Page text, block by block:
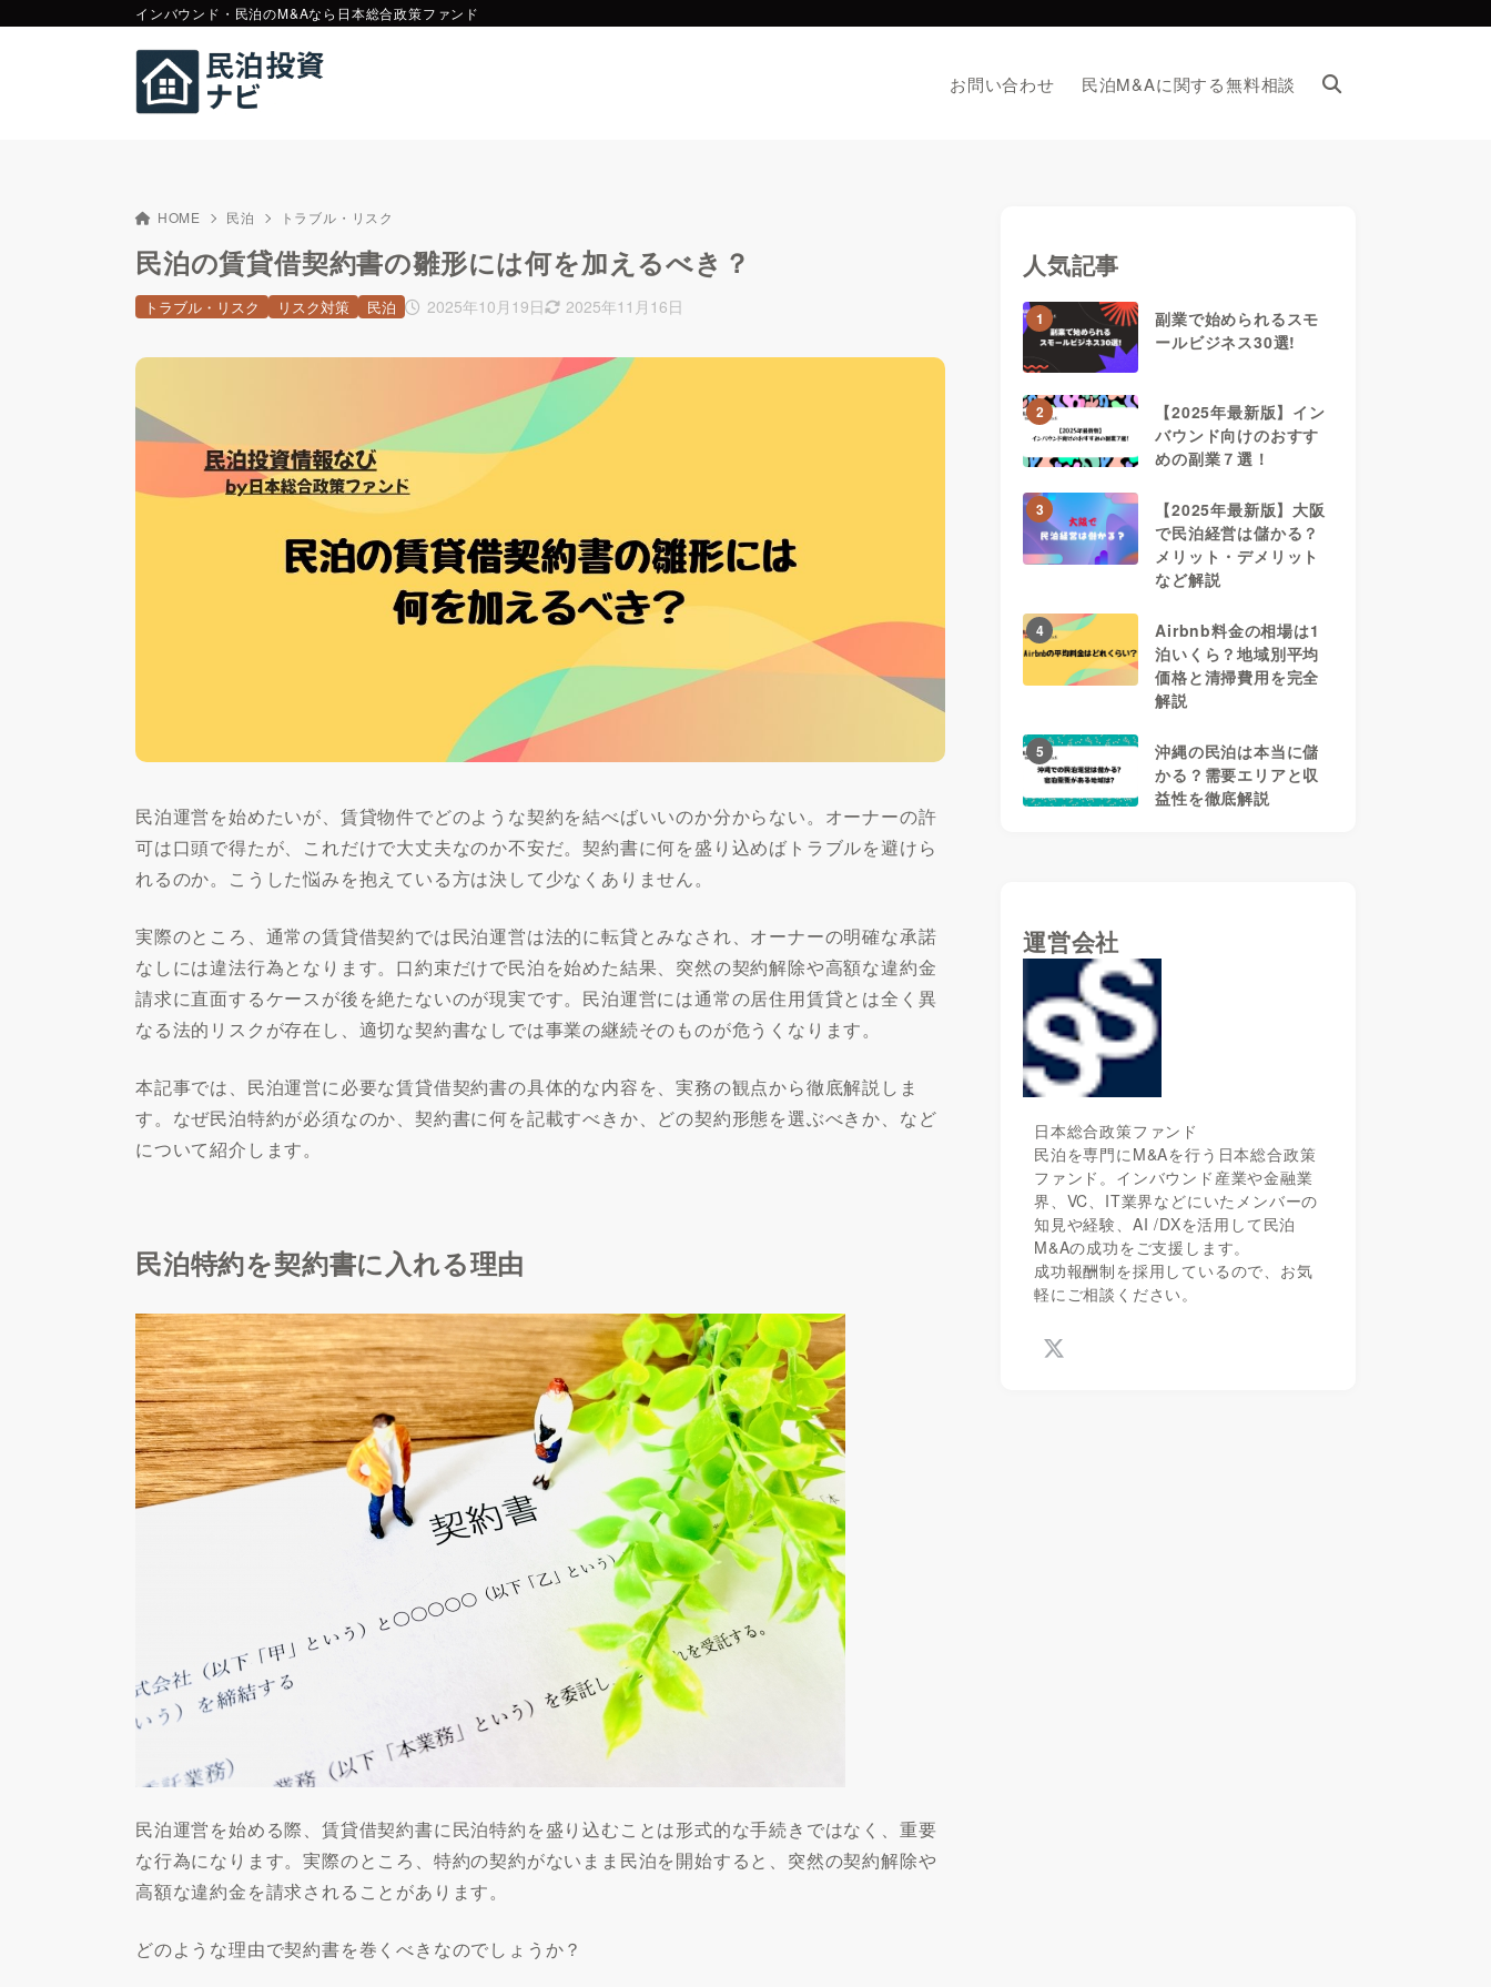
インバウンド・民泊のM&Aなら日本総合政策ファンド
お問い合わせ 民泊M&Aに関する無料相談
HOME 民泊 トラブル・リスク
民泊の賃貸借契約書の雛形には何を加えるべき？
2025年10月19日 2025年11月16日
トラブル・リスク リスク対策 民泊
民泊運営を始めたいが、賃貸物件でどのような契約を結べばいいのか分からない。オーナーの許
可は口頭で得たが、これだけで大丈夫なのか不安だ。契約書に何を盛り込めばトラブルを避けら
れるのか。こうした悩みを抱えている方は決して少なくありません。
実際のところ、通常の賃貸借契約では民泊運営は法的に転貸とみなされ、オーナーの明確な承諾
なしには違法行為となります。口約束だけで民泊を始めた結果、突然の契約解除や高額な違約金
請求に直面するケースが後を絶たないのが現実です。民泊運営には通常の居住用賃貸とは全く異
なる法的リスクが存在し、適切な契約書なしでは事業の継続そのものが危うくなります。
本記事では、民泊運営に必要な賃貸借契約書の具体的な内容を、実務の観点から徹底解説しま
す。なぜ民泊特約が必須なのか、契約書に何を記載すべきか、どの契約形態を選ぶべきか、など
について紹介します。
民泊特約を契約書に入れる理由
民泊運営を始める際、賃貸借契約書に民泊特約を盛り込むことは形式的な手続きではなく、重要
な行為になります。実際のところ、特約の契約がないまま民泊を開始すると、突然の契約解除や
高額な違約金を請求されることがあります。
どのような理由で契約書を巻くべきなのでしょうか？
人気記事
1
副業で始められるスモ
ールビジネス30選!
2
【2025年最新版】イン
バウンド向けのおすす
めの副業７選！
3
【2025年最新版】大阪
で民泊経営は儲かる？
メリット・デメリット
など解説
4
Airbnb料金の相場は1
泊いくら？地域別平均
価格と清掃費用を完全
解説
5
沖縄の民泊は本当に儲
かる？需要エリアと収
益性を徹底解説
運営会社
日本総合政策ファンド
民泊を専門にM&Aを行う日本総合政策
ファンド。インバウンド産業や金融業
界、VC、IT業界などにいたメンバーの
知見や経験、AI /DXを活用して民泊
M&Aの成功をご支援します。
成功報酬制を採用しているので、お気
軽にご相談ください。